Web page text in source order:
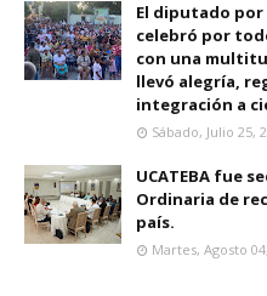
El diputado por
celebró por
con una
llevó alegría,
integración a
Sábado, Julio 25,
UCATEBA fue
Ordinaria de
país.
Martes, Agosto